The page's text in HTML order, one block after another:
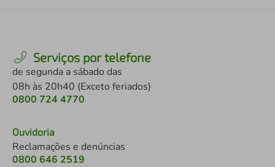
Serviços por telefone
de segunda a sábado das
08h às 20h40 (Exceto feriados)
0800 724 4770
Ouvidoria
Reclamações e denúncias
0800 646 2519